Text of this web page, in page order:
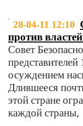
28-04-11 12:10
против
Совет
осуждением
Длившееся
этой стране
каждой страны,